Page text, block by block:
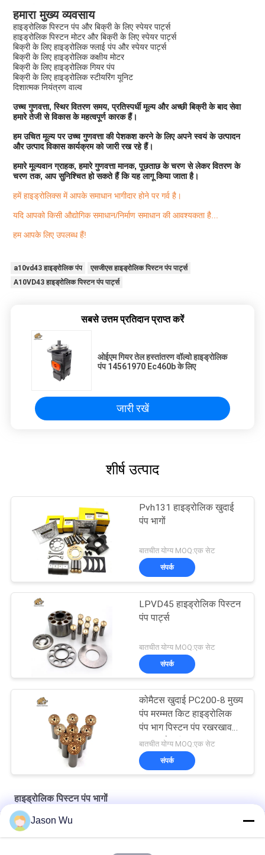
हमारा मुख्य व्यवसाय
हाइड्रोलिक पिस्टन पंप और बिक्री के लिए स्पेयर पार्ट्स
हाइड्रोलिक पिस्टन मोटर और बिक्री के लिए स्पेयर पार्ट्स
बिक्री के लिए हाइड्रोलिक फ्लाई पंप और स्पेयर पार्ट्स
बिक्री के लिए हाइड्रोलिक कक्षीय मोटर
बिक्री के लिए हाइड्रोलिक गियर पंप
बिक्री के लिए हाइड्रोलिक स्टीयरिंग यूनिट
दिशात्मक नियंत्रण वाल्व
उच्च गुणवत्ता, स्थिर वितरण समय, प्रतिस्पर्धी मूल्य और अच्छी बिक्री के बाद सेवा
हमारे तेजी से विकास के महत्वपूर्ण कारक हैं।
हम उचित मूल्य पर उच्च गुणवत्ता की पेशकश करने के लिए अपने स्वयं के उत्पादन
और उत्पाद विकास कार्यक्रम को जारी रख रहे हैं।
हमारे मूल्यवान ग्राहक, हमारे गुणवत्ता मानक, पूछताछ के चरण से लेकर वितरण के
चरण तक, आप सुनिश्चित हो सकते हैं कि यह लागू किया जाता है।
हमें हाइड्रोलिक्स में आपके समाधान भागीदार होने पर गर्व है।
यदि आपको किसी औद्योगिक समाधान/निर्माण समाधान की आवश्यकता है...
हम आपके लिए उपलब्ध हैं!
a10vd43 हाइड्रोलिक पंप
एसजीएस हाइड्रोलिक पिस्टन पंप पार्ट्स
A10VD43 हाइड्रोलिक पिस्टन पंप पार्ट्स
सबसे उत्तम प्रतिदान प्राप्त करें
ओईएम गियर तेल हस्तांतरण वॉल्वो हाइड्रोलिक
पंप 14561970 Ec460b के लिए
जारी रखें
शीर्ष उत्पाद
Pvh131 हाइड्रोलिक खुदाई
पंप भागों
बातचीत योग्य MOQ:एक सेट
संपर्क
LPVD45 हाइड्रोलिक पिस्टन
पंप पार्ट्स
बातचीत योग्य MOQ:एक सेट
संपर्क
कोमैटस खुदाई PC200-8 मुख्य
पंप मरम्मत किट हाइड्रोलिक
पंप भाग पिस्टन पंप रखरखाव
मरम्मत सेवाएं
बातचीत योग्य MOQ:एक सेट
संपर्क
हाइड्रोलिक पिस्टन पंप भागों
मूल प्रतिस्थापन के लिए वोल्वो कास्ट आयरन गियर पंप वीओई 14561971
Jason Wu